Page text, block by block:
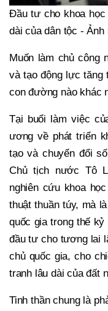
Đầu tư cho khoa
dài của dân tộc - Ảnh
Muốn làm chủ công
và tạo động lực tăng
con đường nào khác
Tại buổi làm việc
ương về phát triển
tạo và chuyển đổi
Chủ tịch nước Tô
nghiên cứu khoa
thuật thuần túy, mà
quốc gia trong thế
đầu tư cho tương lai
chủ quốc gia, cho
tranh lâu dài của đất
Tinh thần chung là